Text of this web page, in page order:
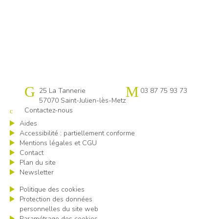
Cap emploi 57
25 La Tannerie
57070 Saint-Julien-lès-Metz
03 87 75 93 73
Contactez-nous
Aides
Accessibilité : partiellement conforme
Mentions légales et CGU
Contact
Plan du site
Newsletter
Politique des cookies
Protection des données
personnelles du site web